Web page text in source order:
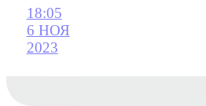
18:05
6 НОЯ
2023